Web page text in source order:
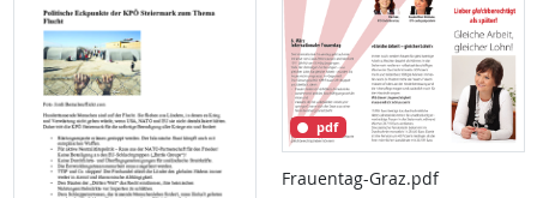
pdf
Frauentag-Graz.pdf